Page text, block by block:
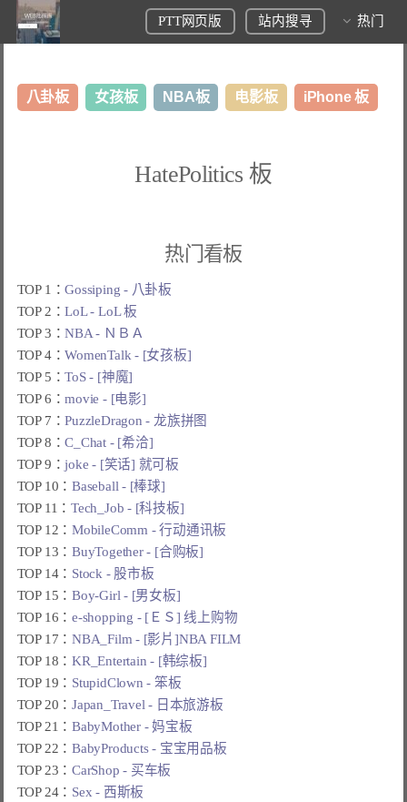
PTT网页版 站内搜寻 热门
八卦板 女孩板 NBA板 电影板 iPhone 板
HatePolitics 板
热门看板
TOP 1：Gossiping - 八卦板
TOP 2：LoL - LoL 板
TOP 3：NBA - ＮＢＡ
TOP 4：WomenTalk - [女孩板]
TOP 5：ToS - [神魔]
TOP 6：movie - [电影]
TOP 7：PuzzleDragon - 龙族拼图
TOP 8：C_Chat - [希洽]
TOP 9：joke - [笑话] 就可板
TOP 10：Baseball - [棒球]
TOP 11：Tech_Job - [科技板]
TOP 12：MobileComm - 行动通讯板
TOP 13：BuyTogether - [合购板]
TOP 14： Stock - 股市板
TOP 15：Boy-Girl - [男女板]
TOP 16：e-shopping - [ＥＳ] 线上购物
TOP 17：NBA_Film - [影片]NBA FILM
TOP 18：KR_Entertain - [韩综板]
TOP 19： StupidClown - 笨板
TOP 20：Japan_Travel - 日本旅游板
TOP 21：BabyMother - 妈宝板
TOP 22：BabyProducts - 宝宝用品板
TOP 23：CarShop - 买车板
TOP 24： Sex - 西斯板